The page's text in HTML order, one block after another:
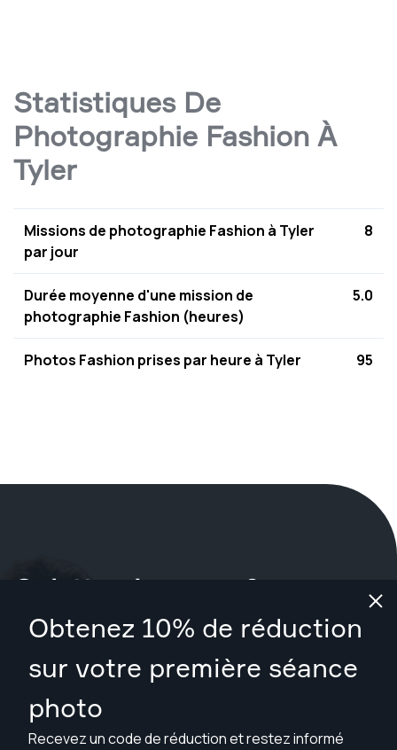
Obtenez 10% de réduction
sur votre première séance
photo
Recevez un code de réduction et restez informé
Statistiques De
Photographie Fashion À
Tyler
Missions de photographie Fashion à Tyler
par jour
8
Durée moyenne d'une mission de
photographie Fashion (heures)
5.0
Photos Fashion prises par heure à Tyler 95
Qu'attendez-vous ?
Réservez votre séance maintenantà Tyler .